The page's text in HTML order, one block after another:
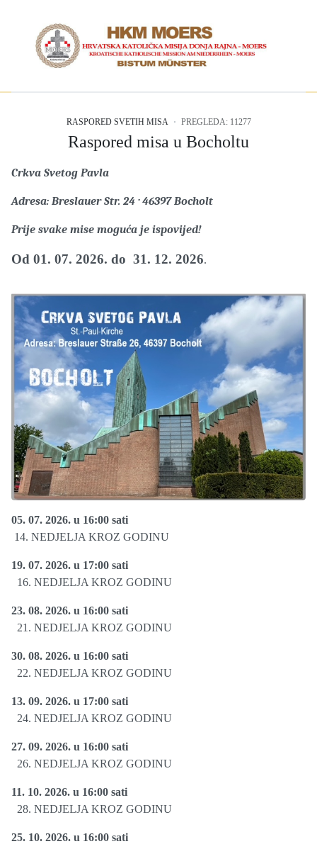
RASPORED SVETIH MISA PREGLEDA: 11277
Raspored misa u Bocholtu
Crkva Svetog Pavla
Adresa: Breslauer Str. 24 · 46397 Bocholt
Prije svake mise moguća je ispovijed!
Od 01. 07. 2026. do 31. 12. 2026.
05. 07. 2026. u 16:00 sati
14. NEDJELJA KROZ GODINU
19. 07. 2026. u 17:00 sati
16. NEDJELJA KROZ GODINU
23. 08. 2026. u 16:00 sati
21. NEDJELJA KROZ GODINU
30. 08. 2026. u 16:00 sati
22. NEDJELJA KROZ GODINU
13. 09. 2026. u 17:00 sati
24. NEDJELJA KROZ GODINU
27. 09. 2026. u 16:00 sati
26. NEDJELJA KROZ GODINU
11. 10. 2026. u 16:00 sati
28. NEDJELJA KROZ GODINU
25. 10. 2026. u 16:00 sati